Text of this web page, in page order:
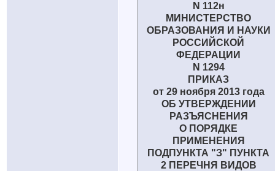
N 112н
МИНИСТЕРСТВО
ОБРАЗОВАНИЯ И НАУКИ
РОССИЙСКОЙ
ФЕДЕРАЦИИ
N 1294
ПРИКАЗ
от 29 ноября 2013 года
ОБ УТВЕРЖДЕНИИ
РАЗЪЯСНЕНИЯ
О ПОРЯДКЕ
ПРИМЕНЕНИЯ
ПОДПУНКТА "З" ПУНКТА
2 ПЕРЕЧНЯ ВИДОВ